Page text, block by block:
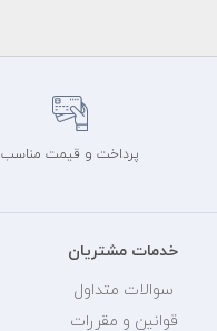
پرداخت و قیمت مناسب
خدمات مشتریان
سوالات متداول
قوانین و مقررات